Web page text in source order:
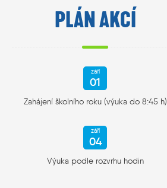
PLÁN AKCÍ
září
01
Zahájení školního roku (výuka do 8:45 h)
září
04
Výuka podle rozvrhu hodin